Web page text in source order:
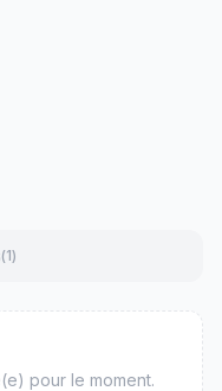
(1)
pour le moment.